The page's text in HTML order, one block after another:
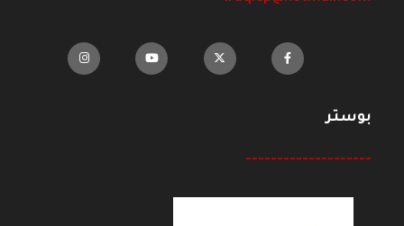
بوستر
--------------------